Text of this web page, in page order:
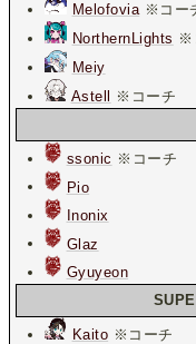
Melofovia※コー
NorthernLights ※
Meiy
Astell
※コーチ
ssonic ※コーチ
Pio
Inonix
Glaz
Gyuyeon
Kaito ※コーチ